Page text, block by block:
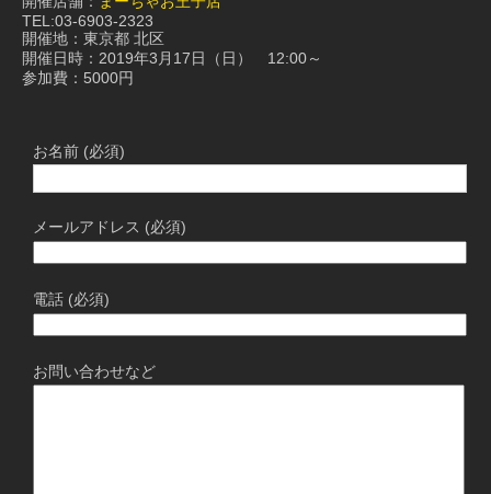
TEL:03-6903-2323
開催地：東京都 北区
開催日時：2019年3月17日（日） 12:00～
参加費：5000円
お名前 (必須)
メールアドレス (必須)
電話 (必須)
お問い合わせなど